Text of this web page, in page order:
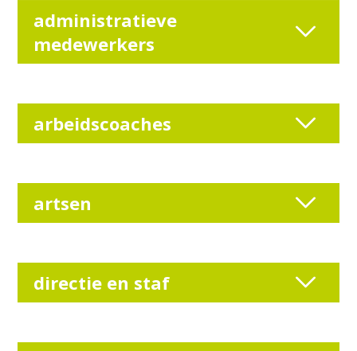
administratieve
medewerkers
arbeidscoaches
artsen
directie en staf